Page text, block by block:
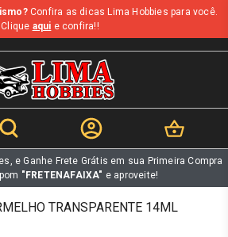
Confira as dicas Lima Hobbies para você.
Clique aqui e confira!!
e Ganhe Frete Grátis em sua Primeira Compra
"FRETENAFAIXA" e aproveite!
TRANSPARENTE 14ML